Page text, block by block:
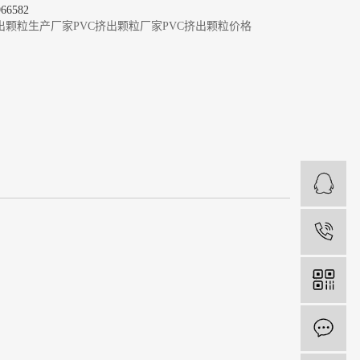
颗粒生产厂家PVC挤出颗粒厂家PVC挤出颗粒价格